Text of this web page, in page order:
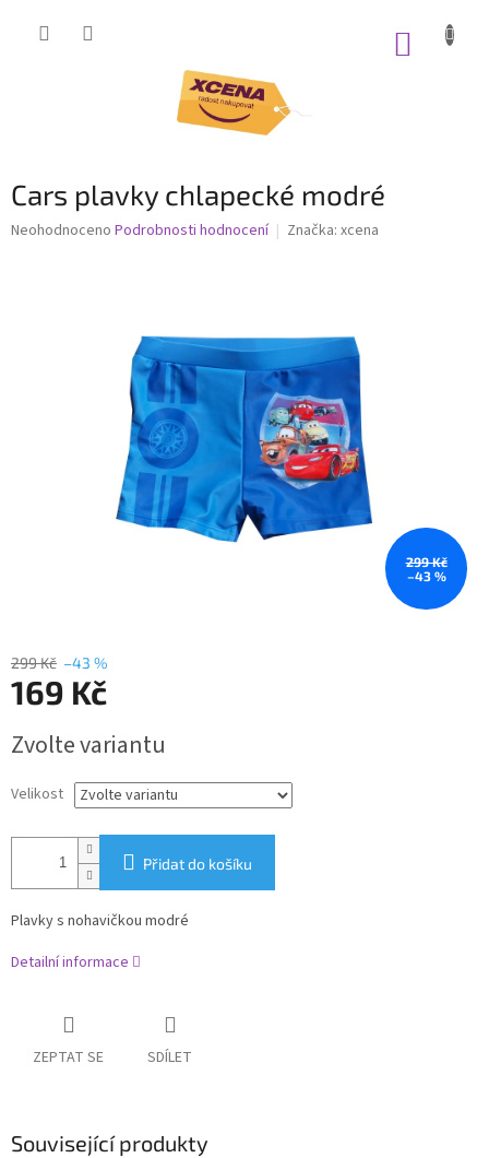
Cars plavky chlapecké modré
Průměrné
Neohodnoceno Podrobnosti hodnocení Značka: xcena
299 Kč
–43 %
299 Kč –43 %
169 Kč
cena:
Zvolte variantu
Velikost
Přidat do košíku
Plavky s nohavičkou modré
Detailní informace
ZEPTAT SE SDÍLET
Související produkty